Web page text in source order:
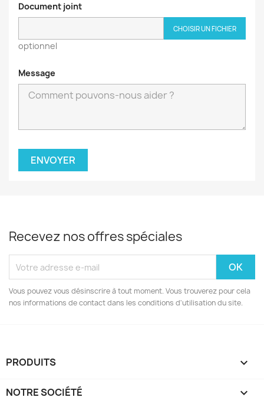
Document joint
CHOISIR UN FICHIER
optionnel
Message
Recevez nos offres spéciales
Vous pouvez vous désinscrire à tout moment. Vous trouverez pour cela
nos informations de contact dans les conditions d'utilisation du site.
PRODUITS 
NOTRE SOCIÉTÉ 